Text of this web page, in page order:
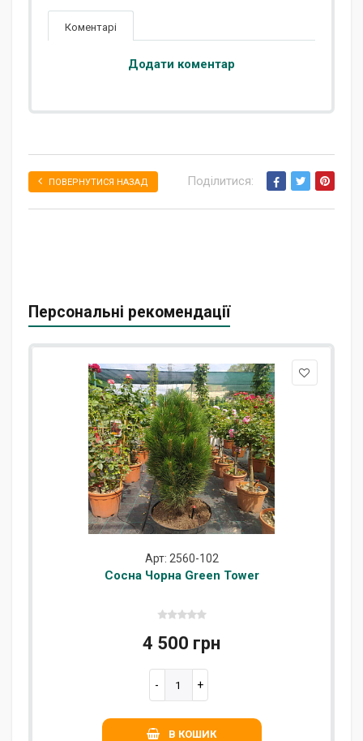
Коментарі
Додати коментар
ПОВЕРНУТИСЯ НАЗАД Поділитися:
Персональні рекомендації
Арт: 2560-102
Сосна Чорна Green Tower
4 500 грн
В КОШИК